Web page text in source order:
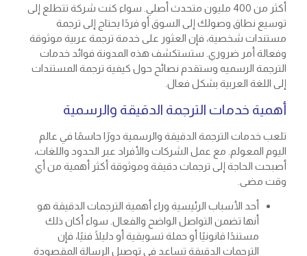
أكثر من 400 مليون متحدث أصلي. سواء كنت شركة تتطلع إلى
توسيع نطاق وصولك إلى السوق أو فردًا يحتاج إلى ترجمة
مستندات شخصية، فإن العثور على خدمة ترجمة عربية موثوقة
وفعالة أمر ضروري. ستستكشف هذه المدونة فوائد خدمات
الترجمة الرسميه وستقدم نصائح حول كيفية ترجمة المستندات
إلى اللغة العربية بشكل فعال.
أهمية خدمات الترجمة الدقيقة والرسمية
تلعب خدمات الترجمة الدقيقة والرسمية دورًا حاسمًا في عالم
اليوم المعولم. مع عمل الشركات والأفراد عبر الحدود واللغات،
أصبحت الحاجة إلى ترجمات دقيقة وموثوقة أكثر أهمية من أي
وقت مضى.
أحد الأسباب الرئيسية وراء أهمية الترجمات الدقيقة هو
أنها تضمن التواصل الواضح والفعال. سواء أكان ذلك
مستندًا قانونيًا أو حملة تسويقية أو دليلًا فنيًا، فإن
الترجمات الدقيقة تساعد في توصيل الرسالة المقصودة